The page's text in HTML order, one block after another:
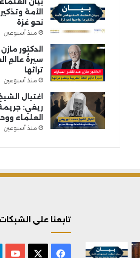
الأمة
نحو غزة
منذ أسبوعين
الدكتور
سيرةُ عالمِ
تراثها
منذ أسبوعين
اغتيال
ريغي:
العلماء
منذ أسبوعين
تابعنا على
فيسبوك